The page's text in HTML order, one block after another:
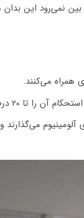
بین نمی‌رود این
همراه می‌کنند.
۲۰ درصد افزایش دهد.
آلومینیوم